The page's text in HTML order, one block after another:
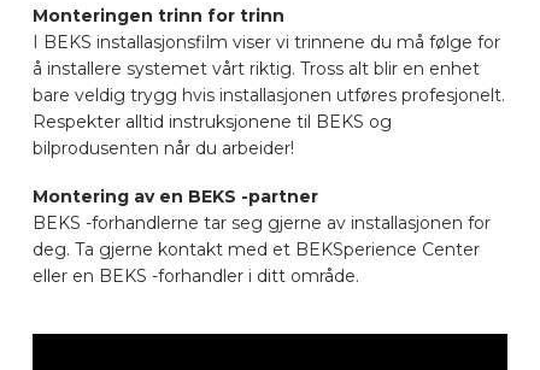
BILMERKER
KONTAKT
NO
Monteringen trinn for trinn
I BEKS installasjonsfilm viser vi trinnene du må følge for
å installere systemet vårt riktig. Tross alt blir en enhet
bare veldig trygg hvis installasjonen utføres profesjonelt.
Respekter alltid instruksjonene til BEKS og
bilprodusenten når du arbeider!
Montering av en BEKS -partner
BEKS -forhandlerne tar seg gjerne av installasjonen for
deg. Ta gjerne kontakt med et BEKSperience Center
eller en BEKS -forhandler i ditt område.